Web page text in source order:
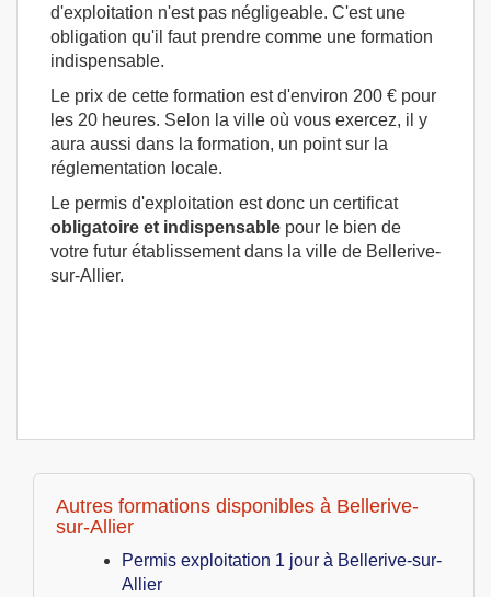
d'exploitation n'est pas négligeable. C'est une
obligation qu'il faut prendre comme une formation
indispensable.
Le prix de cette formation est d'environ 200 € pour
les 20 heures. Selon la ville où vous exercez, il y
aura aussi dans la formation, un point sur la
réglementation locale.
Le permis d'exploitation est donc un certificat
obligatoire et indispensable pour le bien de
votre futur établissement dans la ville de Bellerive-
sur-Allier.
Autres formations disponibles à Bellerive-
sur-Allier
Permis exploitation 1 jour à Bellerive-sur-
Allier